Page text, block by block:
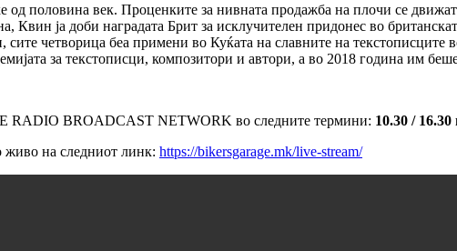
од половина век. Проценките за нивната продажба на плочи се
Квин ја доби наградата Брит за исклучителен придонес во
четворица беа примени во Куќата на славните на текстописците
за текстописци, композитори и автори, а во 2018 година им
RADIO BROADCAST NETWORK во следните термини: 10.30 / 16.30
живо на следниот линк: https://bikersgarage.mk/live-stream/